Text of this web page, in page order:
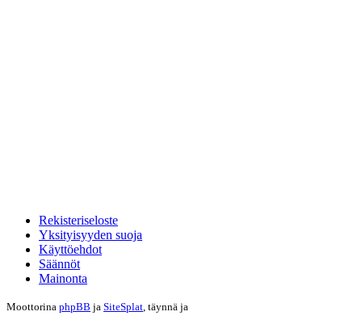
Rekisteriseloste
Yksityisyyden suoja
Käyttöehdot
Säännöt
Mainonta
Moottorina phpBB ja SiteSplat , täynnä ja